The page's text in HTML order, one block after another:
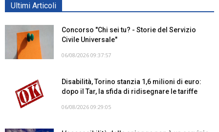
Ultimi Articoli
Concorso "Chi sei tu? - Storie del Servizio
Civile Universale"
06/08/2026 09:37:57
Disabilità, Torino stanzia 1,6 milioni di euro:
dopo il Tar, la sfida di ridisegnare le tariffe
06/08/2026 09:29:05